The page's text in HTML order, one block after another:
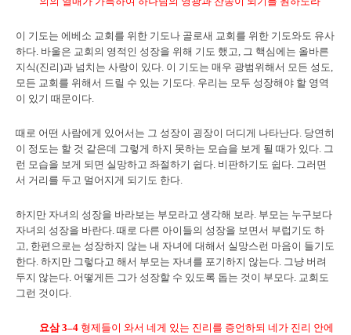
이 기도는 에베소 교회를 위한 기도나 골로새 교회를 위한 기도와도 유사
하다. 바울은 교회의 영적인 성장을 위해 기도 했고, 그 핵심에는 올바른
지식(진리)과 넘치는 사랑이 있다. 이 기도는 매우 광범위해서 모든 성도,
모든 교회를 위해서 드릴 수 있는 기도다. 우리는 모두 성장해야 할 영역
이 있기 때문이다.
때로 어떤 사람에게 있어서는 그 성장이 굉장이 더디게 나타난다. 당연히
이 정도는 할 것 같은데 그렇게 하지 못하는 모습을 보게 될 때가 있다. 그
런 모습을 보게 되면 실망하고 좌절하기 쉽다. 비판하기도 쉽다. 그러면
서 거리를 두고 멀어지게 되기도 한다.
하지만 자녀의 성장을 바라보는 부모라고 생각해 보라. 부모는 누구보다
자녀의 성장을 바란다. 때로 다른 아이들의 성장을 보면서 부럽기도 하
고, 한편으로는 성장하지 않는 내 자녀에 대해서 실망스런 마음이 들기도
한다. 하지만 그렇다고 해서 부모는 자녀를 포기하지 않는다. 그냥 버려
두지 않는다. 어떻게든 그가 성장할 수 있도록 돕는 것이 부모다. 교회도
그런 것이다.
요삼3–4 형제들이 와서 네게 있는 진리를 증언하되 네가 진리 안에